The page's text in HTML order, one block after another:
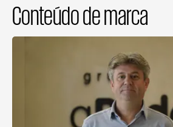
Conteúdo de marca